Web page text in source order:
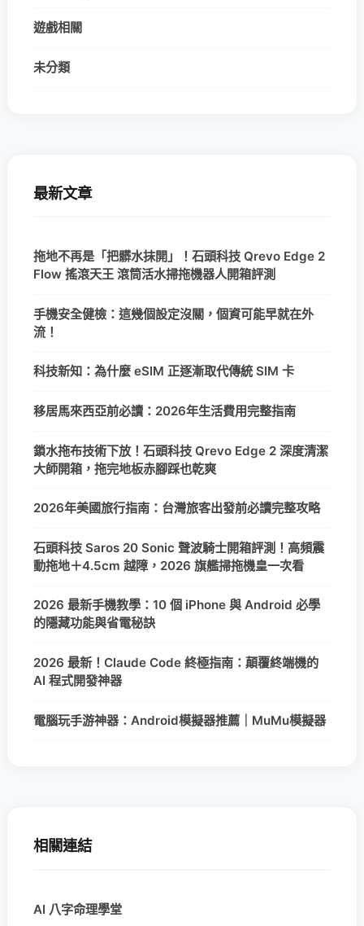
遊戲相關
未分類
最新文章
拖地不再是「把髒水抹開」！石頭科技 Qrevo Edge 2
Flow 搖滾天王 滾筒活水掃拖機器人開箱評測
手機安全健檢：這幾個設定沒關，個資可能早就在外
流！
科技新知：為什麼 eSIM 正逐漸取代傳統 SIM 卡
移居馬來西亞前必讀：2026年生活費用完整指南
鎖水拖布技術下放！石頭科技 Qrevo Edge 2 深度清潔
大師開箱，拖完地板赤腳踩也乾爽
2026年美國旅行指南：台灣旅客出發前必讀完整攻略
石頭科技 Saros 20 Sonic 聲波騎士開箱評測！高頻震
動拖地＋4.5cm 越障，2026 旗艦掃拖機皇一次看
2026 最新手機教學：10 個 iPhone 與 Android 必學
的隱藏功能與省電秘訣
2026 最新！Claude Code 終極指南：顛覆終端機的
AI 程式開發神器
電腦玩手游神器：Android模擬器推薦｜MuMu模擬器
相關連結
AI 八字命理學堂